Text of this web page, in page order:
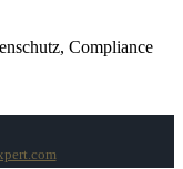
Compliance